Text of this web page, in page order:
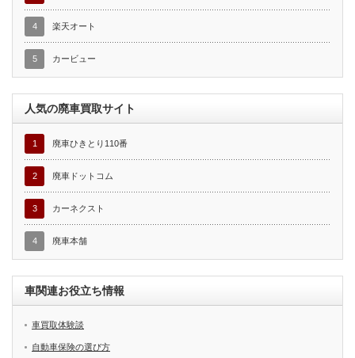
4 楽天オート
5 カービュー
人気の廃車買取サイト
1 廃車ひきとり110番
2 廃車ドットコム
3 カーネクスト
4 廃車本舗
車関連お役立ち情報
車買取体験談
自動車保険の選び方